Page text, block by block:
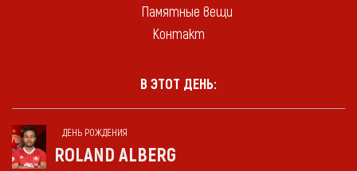
Памятные вещи
Контакт
В ЭТОТ ДЕНЬ:
ДЕНЬ РОЖДЕНИЯ
ROLAND ALBERG